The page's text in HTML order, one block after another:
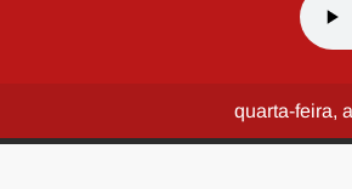
quarta-feira,